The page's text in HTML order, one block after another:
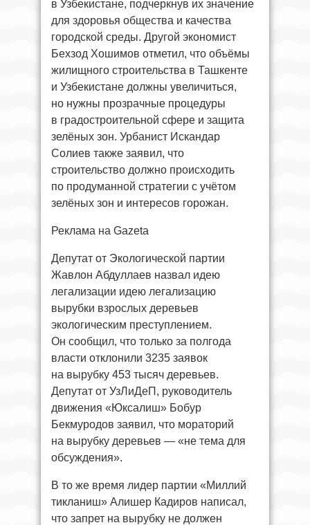
в Узбекистане, подчеркнув их значение
для здоровья общества и качества
городской среды. Другой экономист
Бехзод Хошимов отметил, что объёмы
жилищного строительства в Ташкенте
и Узбекистане должны увеличиться,
но нужны прозрачные процедуры
в градостроительной сфере и защита
зелёных зон. Урбанист Искандар
Солиев также заявил, что
строительство должно происходить
по продуманной стратегии с учётом
зелёных зон и интересов горожан.
Реклама на Gazeta
Депутат от Экологической партии
Жавлон Абдуллаев назвал идею
легализации идею легализацию
вырубки взрослых деревьев
экологическим преступлением.
Он сообщил, что только за полгода
власти отклонили 3235 заявок
на вырубку 453 тысяч деревьев.
Депутат от УзЛиДеП, руководитель
движения «Юксалиш» Бобур
Бекмуродов заявил, что мораторий
на вырубку деревьев — «не тема для
обсуждения».
В то же время лидер партии «Миллий
тикланиш» Алишер Кадиров написал,
что запрет на вырубку не должен